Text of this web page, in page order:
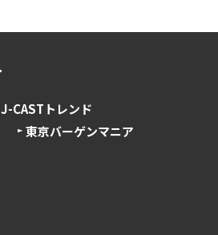
J-CASTトレンド
東京バーゲンマニア